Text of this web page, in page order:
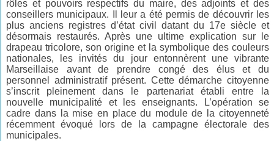
rôles et pouvoirs respectifs du maire, des adjoints et des
conseillers municipaux. Il leur a été permis de découvrir les
plus anciens registres d’état civil datant du 17e siècle et
désormais restaurés. Après une ultime explication sur le
drapeau tricolore, son origine et la symbolique des couleurs
nationales, les invités du jour entonnèrent une vibrante
Marseillaise avant de prendre congé des élus et du
personnel administratif présent. Cette démarche citoyenne
s’inscrit pleinement dans le partenariat établi entre la
nouvelle municipalité et les enseignants. L’opération se
cadre dans la mise en place du module de la citoyenneté
récemment évoqué lors de la campagne électorale des
municipales.